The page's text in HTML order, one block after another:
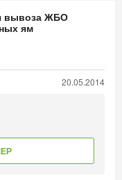
вывоза ЖБО
ям
20.05.2014